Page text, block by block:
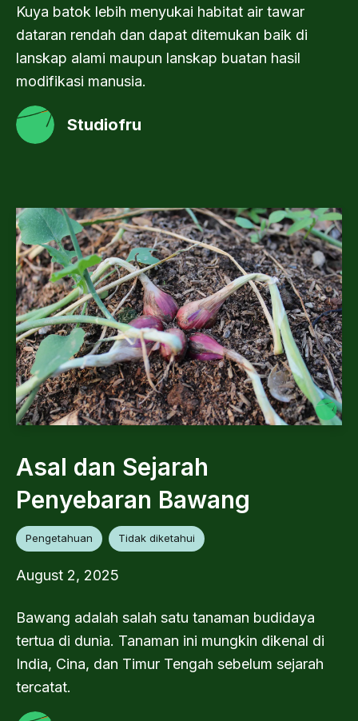
Kuya batok lebih menyukai habitat air tawar
dataran rendah dan dapat ditemukan baik di
lanskap alami maupun lanskap buatan hasil
modifikasi manusia.
Studiofru
Asal dan Sejarah
Penyebaran Bawang
Pengetahuan Tidak diketahui
August 2, 2025
Bawang adalah salah satu tanaman budidaya
tertua di dunia. Tanaman ini mungkin dikenal di
India, Cina, dan Timur Tengah sebelum sejarah
tercatat.